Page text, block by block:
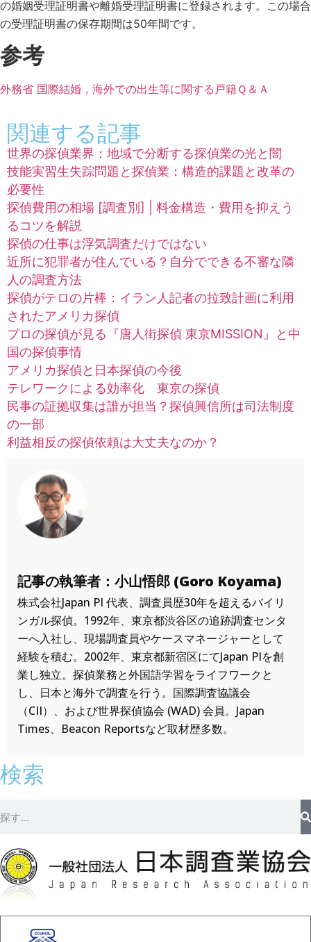
の婚姻受理証明書や離婚受理証明書に登録されます。この場合
の受理証明書の保存期間は50年間です。
参考
外務省 国際結婚，海外での出生等に関する戸籍Ｑ＆Ａ
関連する記事
世界の探偵業界：地域で分断する探偵業の光と闇
技能実習生失踪問題と探偵業：構造的課題と改革の
必要性
探偵費用の相場 [調査別] | 料金構造・費用を抑えう
るコツを解説
探偵の仕事は浮気調査だけではない
近所に犯罪者が住んでいる？自分でできる不審な隣
人の調査方法
探偵がテロの片棒：イラン人記者の拉致計画に利用
されたアメリカ探偵
プロの探偵が見る『唐人街探偵 東京MISSION』と中
国の探偵事情
アメリカ探偵と日本探偵の今後
テレワークによる効率化 東京の探偵
民事の証拠収集は誰が担当？探偵興信所は司法制度
の一部
利益相反の探偵依頼は大丈夫なのか？
記事の執筆者：小山悟郎 (Goro Koyama)
株式会社Japan PI 代表、調査員歴30年を超えるバイリ
ンガル探偵。1992年、東京都渋谷区の追跡調査センタ
ーへ入社し、現場調査員やケースマネージャーとして
経験を積む。2002年、東京都新宿区にてJapan PIを創
業し独立。探偵業務と外国語学習をライフワークと
し、日本と海外で調査を行う。国際調査協議会
（CII）、および世界探偵協会 (WAD) 会員。Japan
Times、Beacon Reportsなど取材歴多数。
検索